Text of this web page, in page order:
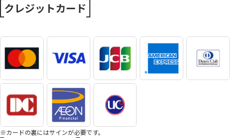
クレジットカード
※カードの裏にはサインが必要です。